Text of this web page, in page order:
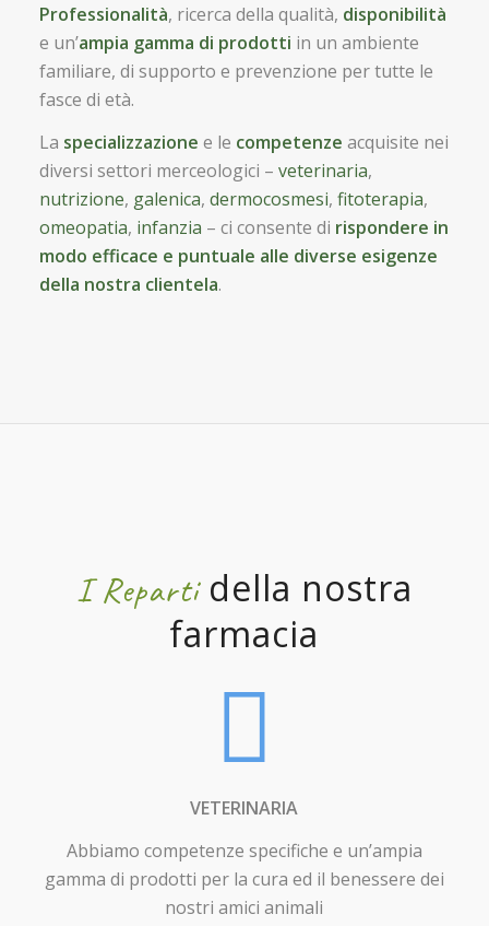
Professionalità, ricerca della qualità, disponibilità
e un’ampia gamma di prodotti in un ambiente
familiare, di supporto e prevenzione per tutte le
fasce di età.
La specializzazione e le competenze acquisite nei
diversi settori merceologici – veterinaria,
nutrizione, galenica, dermocosmesi, fitoterapia,
omeopatia, infanzia – ci consente di rispondere in
modo efficace e puntuale alle diverse esigenze
della nostra clientela.
I Repartidella nostra
farmacia
VETERINARIA
Abbiamo competenze specifiche e un’ampia
gamma di prodotti per la cura ed il benessere dei
nostri amici animali